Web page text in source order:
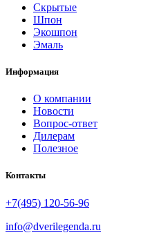
Скрытые
Шпон
Экошпон
Эмаль
Информация
О компании
Новости
Вопрос-ответ
Дилерам
Полезное
Контакты
+7(495) 120-56-96
info@dverilegenda.ru